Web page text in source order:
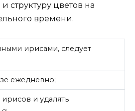
структуру цветов на
времени.
ирисами, следует
ежедневно;
и удалять